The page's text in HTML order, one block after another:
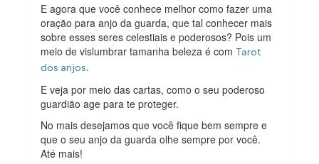
E agora que você conhece melhor como fazer uma
oração para anjo da guarda, que tal conhecer mais
sobre esses seres celestiais e poderosos? Pois um
meio de vislumbrar tamanha beleza é com Tarot
dos anjos.
E veja por meio das cartas, como o seu poderoso
guardião age para te proteger.
No mais desejamos que você fique bem sempre e
que o seu anjo da guarda olhe sempre por você.
Até mais!